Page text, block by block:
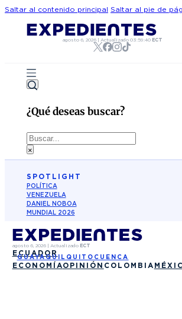
Saltar al contenido principal Saltar al pie de
agosto 6, 2026| Actualizado 03:59:40 ECT
¿Qué deseas buscar?
Buscar
×
SPOTLIGHT
POLÍTICA
VENEZUELA
DANIEL NOBOA
MUNDIAL 2026
agosto 6, 2026| Actualizado ECT
ECUADOR
GUAYAQUIL QUITO CUENCA
ECONOMÍAOPINIÓN COLOMBIA